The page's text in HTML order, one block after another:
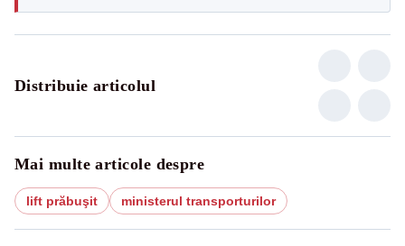
Distribuie articolul
Mai multe articole despre
lift prăbuşit ministerul transporturilor